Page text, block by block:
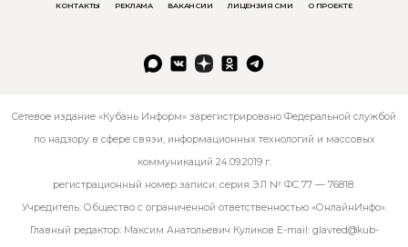
КОНТАКТЫ РЕКЛАМА ВАКАНСИИ ЛИЦЕНЗИЯ СМИ О ПРОЕКТЕ
Сетевое издание «Кубань Информ» зарегистрировано Федеральной службой
по надзору в сфере связи, информационных технологий и массовых
коммуникаций 24.09.2019 г.
регистрационный номер записи: серия ЭЛ № ФС 77 — 76818.
Учредитель: Общество с ограниченной ответственностью «ОнлайнИнфо».
Главный редактор: Максим Анатольевич Куликов E-mail: glavred@kub-